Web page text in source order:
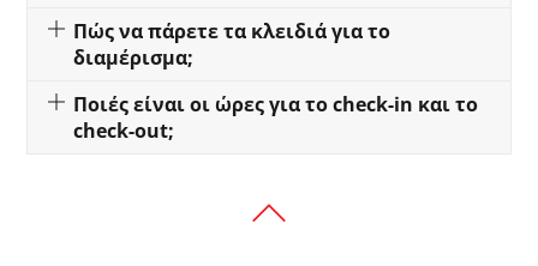
Πώς να πάρετε τα κλειδιά για το
διαμέρισμα;
Ποιές είναι οι ώρες για το check-in και το
check-out;